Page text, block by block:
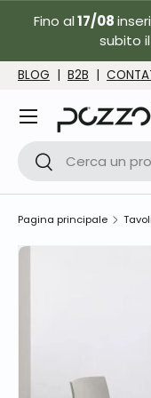
Passa ai
Fino al17/08
subito il
BLOG | B2B |
Cerca
Cerca
Menu
Pagina principale